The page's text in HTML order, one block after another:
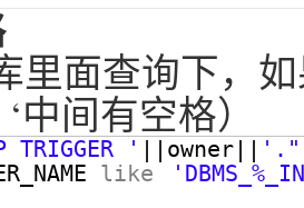
里面查询下，
‘中间有空格）
TRIGGER ' ||owner||
like